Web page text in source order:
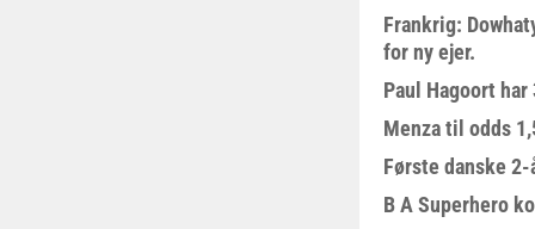
Frankrig:
for ny ejer.
Paul Hagoort
Menza til odds
Første danske
B A Superhero